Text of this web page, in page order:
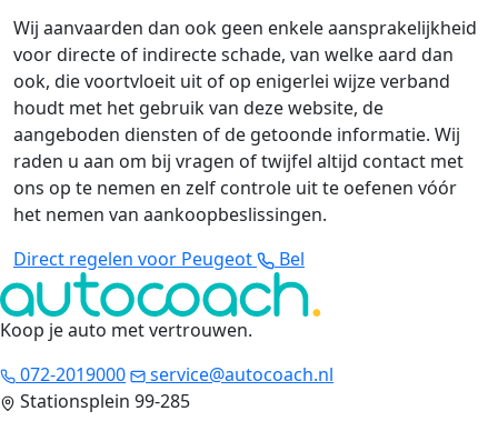
Wij aanvaarden dan ook geen enkele aansprakelijkheid
voor directe of indirecte schade, van welke aard dan
ook, die voortvloeit uit of op enigerlei wijze verband
houdt met het gebruik van deze website, de
aangeboden diensten of de getoonde informatie. Wij
raden u aan om bij vragen of twijfel altijd contact met
ons op te nemen en zelf controle uit te oefenen vóór
het nemen van aankoopbeslissingen.
Direct regelen voor Peugeot
Bel
Koop je auto met vertrouwen.
072-2019000
service@autocoach.nl
Stationsplein 99-285